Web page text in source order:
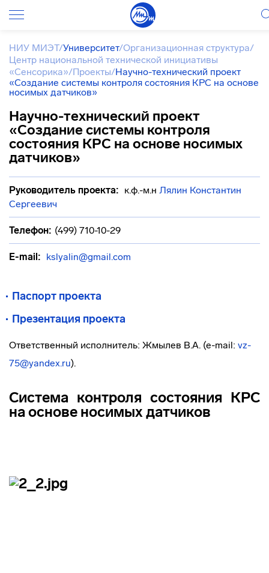
НИУ МИЭТ/Университет/Организационная структура/
Центр национальной технической инициативы
«Сенсорика»/Проекты/Научно-технический проект
«Создание системы контроля состояния КРС на основе
носимых датчиков»
Научно-технический проект
«Создание системы контроля
состояния КРС на основе носимых
датчиков»
Руководитель проекта: к.ф.-м.н Лялин Константин
Сергеевич
Телефон: (499) 710-10-29
E-mail: kslyalin@gmail.com
Паспорт проекта
Презентация проекта
Ответственный исполнитель: Жмылев В.А. (e-mail: vz-
75@yandex.ru).
Система контроля состояния КРС
на основе носимых датчиков